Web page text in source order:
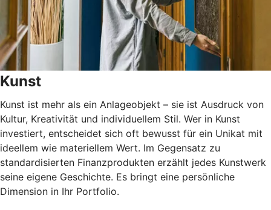
Kunst
Kunst ist mehr als ein Anlageobjekt – sie ist Ausdruck von
Kultur, Kreativität und individuellem Stil. Wer in Kunst
investiert, entscheidet sich oft bewusst für ein Unikat mit
ideellem wie materiellem Wert. Im Gegensatz zu
standardisierten Finanzprodukten erzählt jedes Kunstwerk
seine eigene Geschichte. Es bringt eine persönliche
Dimension in Ihr Portfolio.